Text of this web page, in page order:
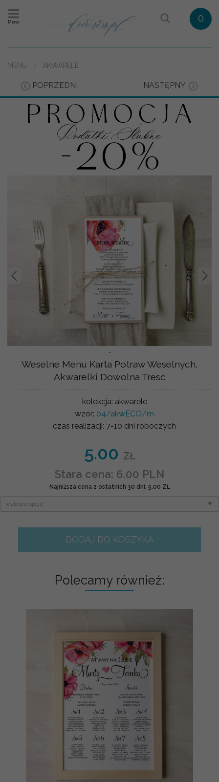
Menu 0
MENU AKWARELE
POPRZEDNI NASTĘPNY
-
Prev
Weselne Menu Karta Potraw Weselnych,
Akwarelki Dowolna Tresc
kolekcja: akwarele
wzór: 04/akwECO/m
czas realizacji: 7-10 dni roboczych
5.00 ZŁ
Stara cena: 6.00 PLN
Najniższa cena z ostatnich 30 dni: 5.00 ZŁ
DODAJ DO KOSZYKA
Polecamy również: